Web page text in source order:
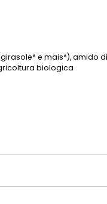
e mais*), amido
biologica